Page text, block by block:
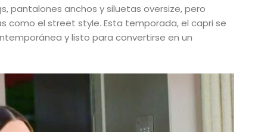
pantalones anchos y siluetas oversize, pero
como el street style. Esta temporada, el capri se
y listo para convertirse en un